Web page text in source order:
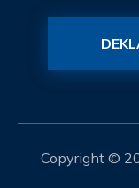
Copyright ©